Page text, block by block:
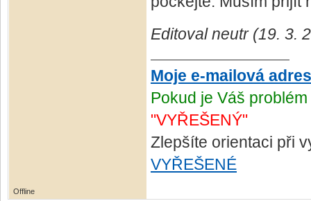
Editoval neutr (19. 3.
Moje e-mailová
Pokud je Váš
"VYŘEŠENÝ"
Zlepšíte orientaci při
VYŘEŠENÉ
Offline